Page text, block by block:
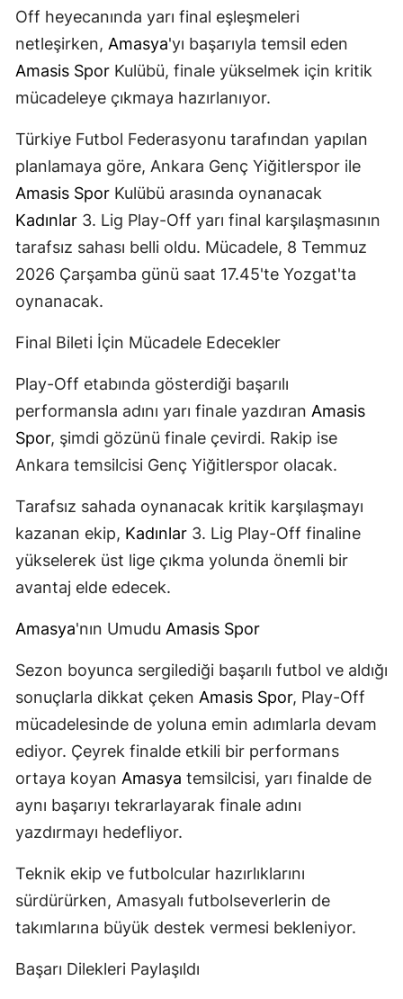
Off heyecanında yarı final eşleşmeleri
netleşirken, Amasya'yı başarıyla temsil eden
Amasis Spor Kulübü, finale yükselmek için kritik
mücadeleye çıkmaya hazırlanıyor.
Türkiye Futbol Federasyonu tarafından yapılan
planlamaya göre, Ankara Genç Yiğitlerspor ile
Amasis Spor Kulübü arasında oynanacak
Kadınlar 3. Lig Play-Off yarı final karşılaşmasının
tarafsız sahası belli oldu. Mücadele, 8 Temmuz
2026 Çarşamba günü saat 17.45'te Yozgat'ta
oynanacak.
Final Bileti İçin Mücadele Edecekler
Play-Off etabında gösterdiği başarılı
performansla adını yarı finale yazdıran Amasis
Spor, şimdi gözünü finale çevirdi. Rakip ise
Ankara temsilcisi Genç Yiğitlerspor olacak.
Tarafsız sahada oynanacak kritik karşılaşmayı
kazanan ekip, Kadınlar 3. Lig Play-Off finaline
yükselerek üst lige çıkma yolunda önemli bir
avantaj elde edecek.
Amasya'nın Umudu Amasis Spor
Sezon boyunca sergilediği başarılı futbol ve aldığı
sonuçlarla dikkat çeken Amasis Spor, Play-Off
mücadelesinde de yoluna emin adımlarla devam
ediyor. Çeyrek finalde etkili bir performans
ortaya koyan Amasya temsilcisi, yarı finalde de
aynı başarıyı tekrarlayarak finale adını
yazdırmayı hedefliyor.
Teknik ekip ve futbolcular hazırlıklarını
sürdürürken, Amasyalı futbolseverlerin de
takımlarına büyük destek vermesi bekleniyor.
Başarı Dilekleri Paylaşıldı